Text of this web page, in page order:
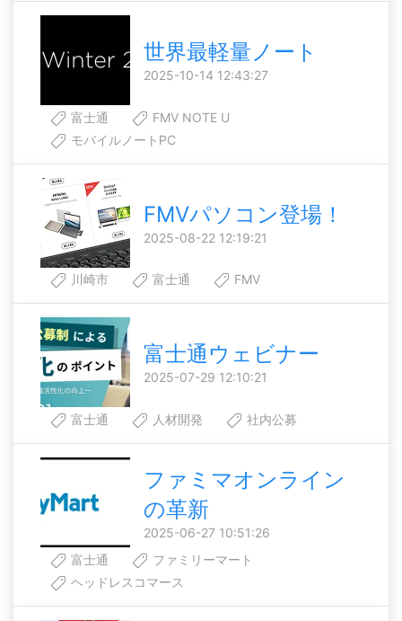
世界最軽量ノート
2025-10-14 12:43:27
富士通
FMV NOTE U
モバイルノートPC
FMVパソコン登場！
2025-08-22 12:19:21
川崎市 富士通 FMV
富士通ウェビナー
2025-07-29 12:10:21
富士通 人材開発 社内公募
ファミマオンライン
の革新
2025-06-27 10:51:26
富士通
ファミリーマート
ヘッドレスコマース